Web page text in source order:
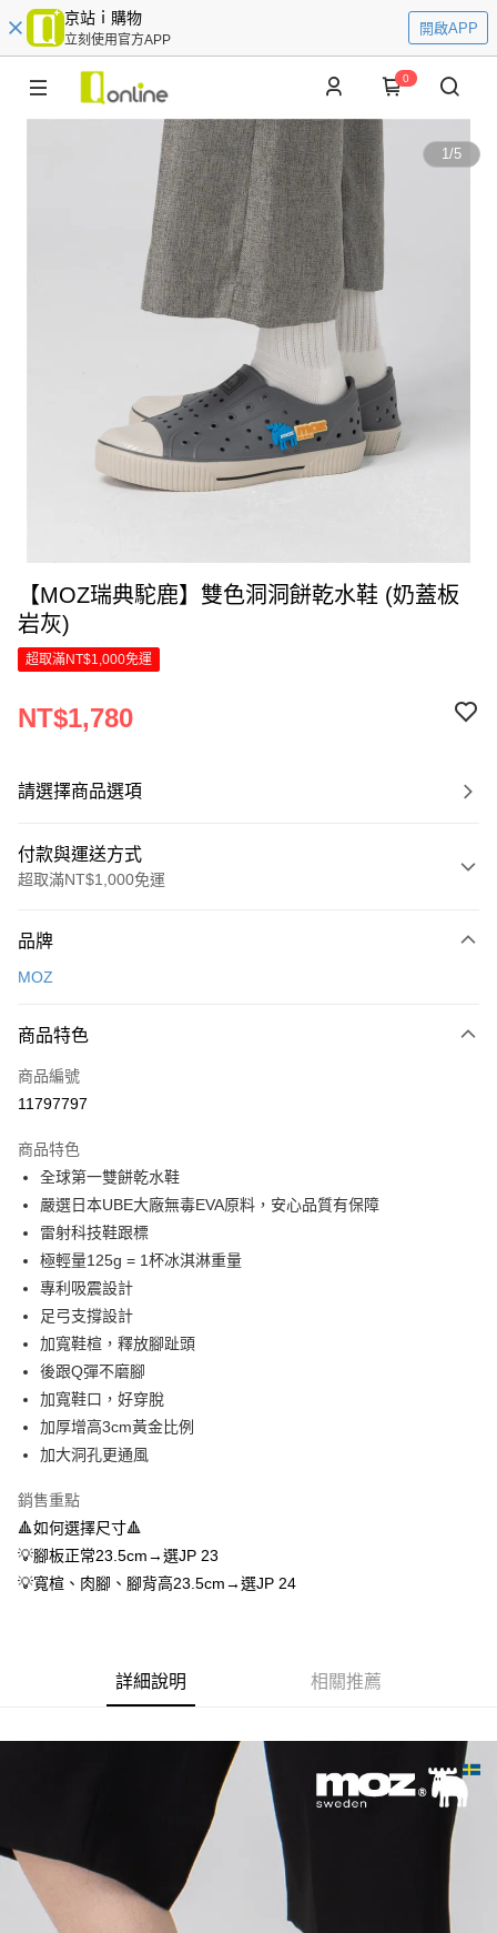
京站ｉ購物
立刻使用官方APP
開啟APP
0
1/5
【MOZ瑞典駝鹿】雙色洞洞餅乾水鞋 (奶蓋板
岩灰)
超取滿NT$1,000免運
NT$1,780
請選擇商品選項
付款與運送方式
超取滿NT$1,000免運
信用卡一次付款
Apple Pay
街口支付
Google Pay
全盈+PAY
大哥付你分期
相關說明
【大哥付你分期使用說明】
1.本服務由台灣大哥大提供，台灣大哥大用戶可立即使用無須另外申請。
2.付款方式選擇「大哥付你分期」，訂單成立後會自動跳轉到大哥付的交易
流程，驗證手機門號後，選擇欲分期的期數、繳款截止日，確認付款後即完
成交易。
3.實際核准額度、可分期數及費用金額請依後續交易確認頁面所載為準。
消。如遇「轉專審核」未通過狀況，表示未達大哥付你分期系統評分，恕無
法說明評估內容。
1.分期款項不併入電信帳單，「大哥付你分期」於每月結算日後寄送繳費提
2.透過簡訊連結打開帳單後，可選擇「超商條碼／台灣大直營門市／銀行轉
帳／街口支付／iPASS MONEY」等通路繳費。
【注意事項】
2.基於同意付款使用「大哥付你分期」之契約關係目的，商店將以您的個人
資料（包含姓名、電話或地址）提供予台灣大哥大進項蒐集、處理及利用，
AFTEE先享後付
相關說明
【關於「AFTEE先享後付」】
AFTEE先享後付是「在收到商品之後才付款」的支付方式。 讓您購物簡單
便利好安心！
１．簡單：不需註冊會員、不需綁卡、不需儲值。
３．安心：先確認商品／服務後，再付款。
【「AFTEE先享後付」結帳流程】
１．於結帳方式選擇「AFTEE先享後付」後，將跳轉至「AFTEE先享後付」
２．訂單成立數日內，您將收到繳費通知簡訊。
３．收到繳費通知簡訊後14天內，點擊此簡訊中的連結，可透過四大超商／
※ 交易是否成功請以「AFTEE先享後付 」之結帳頁面顯示為準，若有關於
是否繳費成功／繳費後需取消欲退款等相關疑問，請聯繫「AFTEE先享後付
１．透過由恩沛科技股份有限公司提供之「AFTEE先享後付」服務完成之交
易，需依本服務之必要範圍內提供個人資料，並將交易相關給付款項請求債
權轉讓予恩沛科技股份有限公司。
２．關於個人資料處理事宜，請瀏覽以下網址：
https://aftee.tw/terms/#terms3
３．未成年的使用者請事先徵得法定代理人或監護人之同意方可使用
「AFTEE先享後付」，若未經同意申辦者引起之損失，本公司不負相關責
任。
ATM付款
運送方式
每筆NT$70，滿NT$1,000(含以上)免運費
付款後7-11取貨
京站台北店客服中心(1F星巴克旁) 即日起不提供京站紙袋，取件時
請自備購物袋，若需購買紙袋可現場詢問
免運費
品牌
MOZ
商品特色
商品編號
11797797
商品特色
全球第一雙餅乾水鞋
嚴選日本UBE大廠無毒EVA原料，安心品質有保障
雷射科技鞋跟標
極輕量125g = 1杯冰淇淋重量
專利吸震設計
足弓支撐設計
加寬鞋楦，釋放腳趾頭
後跟Q彈不磨腳
加寬鞋口，好穿脫
加厚增高3cm黃金比例
加大洞孔更通風
銷售重點
🔺如何選擇尺寸🔺
💡腳板正常23.5cm→選JP 23
💡寬楦、肉腳、腳背高23.5cm→選JP 24
詳細說明 相關推薦